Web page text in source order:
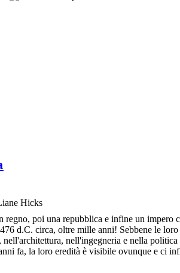
Hicks
regno, poi una repubblica e infine un impero
d.C. circa, oltre mille anni! Sebbene le loro
nell'ingegneria e nella politica
fa, la loro eredità è visibile ovunque e ci